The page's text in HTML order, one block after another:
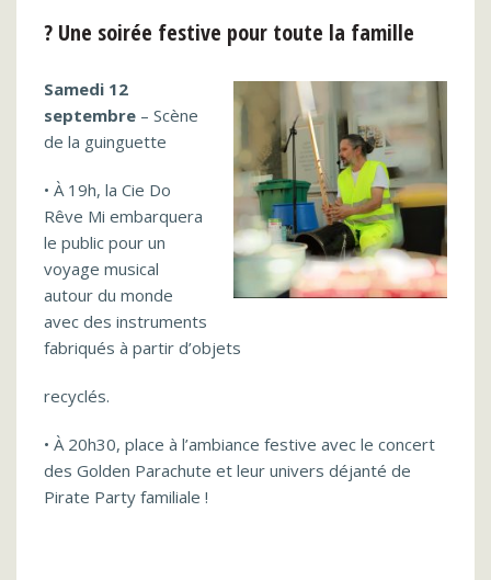
? Une soirée festive pour toute la famille
Samedi 12
septembre – Scène
de la guinguette
• À 19h, la Cie Do
Rêve Mi embarquera
le public pour un
voyage musical
autour du monde
avec des instruments
fabriqués à partir d’objets
recyclés.
• À 20h30, place à l’ambiance festive avec le concert
des Golden Parachute et leur univers déjanté de
Pirate Party familiale !